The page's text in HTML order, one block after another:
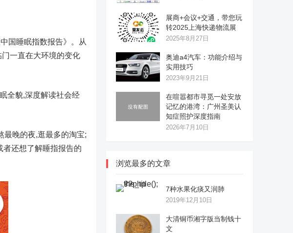
国睡眠指数报告》。从
一直在大环境的变化
全貌,深度解读社会经
晚的夜,逛最多的淘宝;
者还想了解睡指报告的
展商+会议+交通，带您玩
转2025上海快递物流展
2025年8月27日
奥迪a4汽车：功能介绍与
实用技巧
2023年9月21日
在喧嚣都市寻觅一处安放
记忆的港湾：广州圣美认
知症照护深度指南
2026年7月10日
浏览最多的文章
7种水果化痰又润肺
2019年12月10日
大清铜币湘字版当制钱十
文